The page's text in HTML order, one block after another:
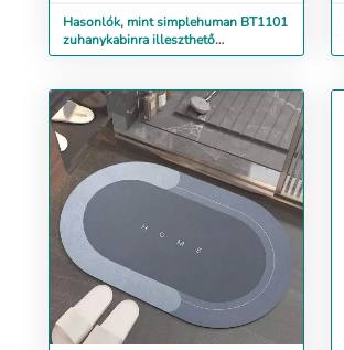
Hasonlók, mint simplehuman BT1101
zuhanykabinra illeszthető
polcrendszer, rozsda...